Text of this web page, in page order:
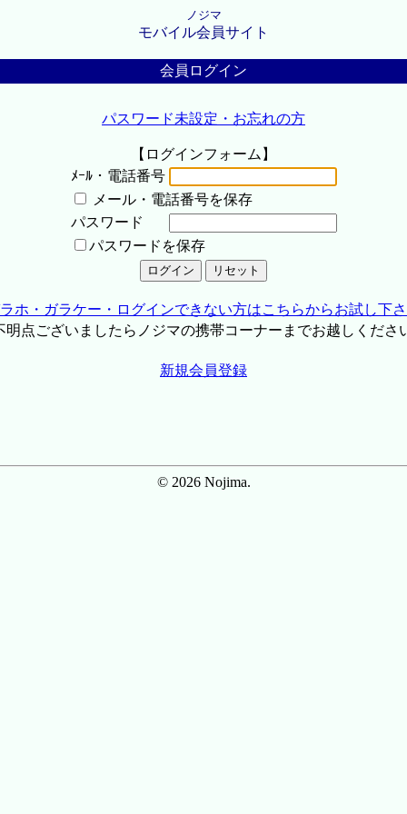
ノジマ
モバイル会員サイト
会員ログイン
パスワード未設定・お忘れの方
【ログインフォーム】
ﾒｰﾙ・電話番号
メール・電話番号を保存
パスワード
パスワードを保存
ホ・ガラケー・ログインできない方はこちらからお試し下
点ございましたらノジマの携帯コーナーまでお越しくださ
新規会員登録
© 2026 Nojima.